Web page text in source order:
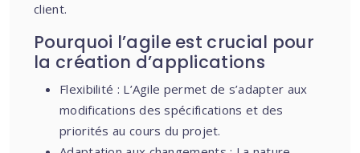
client.
Pourquoi l’agile est crucial pour
la création d’applications
Flexibilité : L’Agile permet de s’adapter aux
modifications des spécifications et des
priorités au cours du projet.